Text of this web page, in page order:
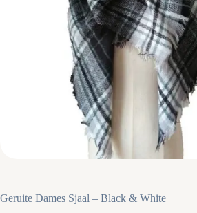
Geruite Dames Sjaal – Black & White